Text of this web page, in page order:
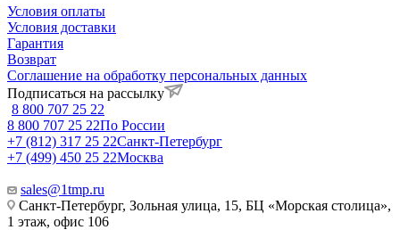
Условия оплаты
Условия доставки
Гарантия
Возврат
Соглашение на обработку персональных данных
Подписаться на рассылку
8 800 707 25 22
8 800 707 25 22По России
+7 (812) 317 25 22Санкт-Петербург
+7 (499) 450 25 22Москва
sales@1tmp.ru
Санкт-Петербург, Зольная улица, 15, БЦ «Морская столица»,
1 этаж, офис 106